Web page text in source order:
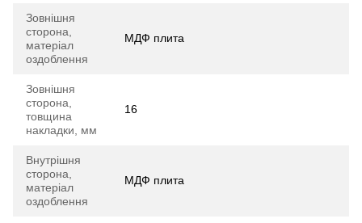
Зовнішня
сторона,
матеріал
оздоблення
МДФ плита
Зовнішня
сторона,
товщина
накладки, мм
16
Внутрішня
сторона,
матеріал
оздоблення
МДФ плита